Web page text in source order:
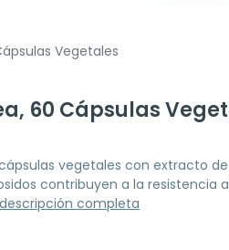
Vegetales
60 Cápsulas
vegetales con extracto de
contribuyen a la resistencia
completa